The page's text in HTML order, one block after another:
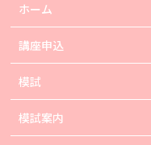
ホーム
講座申込
模試
模試案内